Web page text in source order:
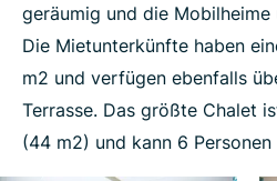
geräumig und die
Die Mietunterkünfte haben
m2 und verfügen ebenfalls
Terrasse. Das größte Chalet
(44 m2) und kann 6